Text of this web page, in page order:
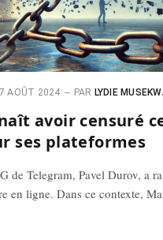
AOÛT 2024 PAR LYDIE
avoir censuré
ses plateformes
de Telegram, Pavel Durov, a
en ligne. Dans ce contexte,